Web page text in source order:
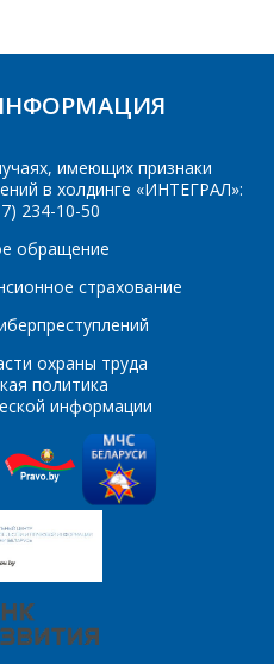
имеющих признаки
в холдинге «ИНТЕГРАЛ»:
234-10-50
обращение
страхование
охраны труда
политика
информации